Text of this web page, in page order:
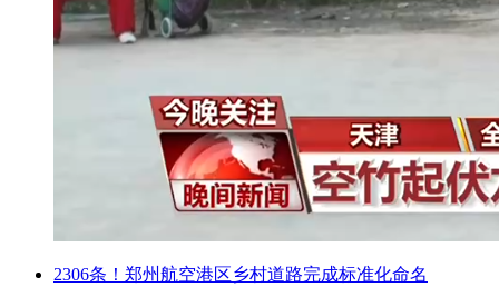
2306条！郑州航空港区乡村道路完成标准化命名